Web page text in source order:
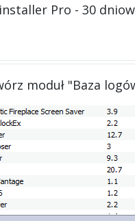
Pro - 30
moduł "Baza